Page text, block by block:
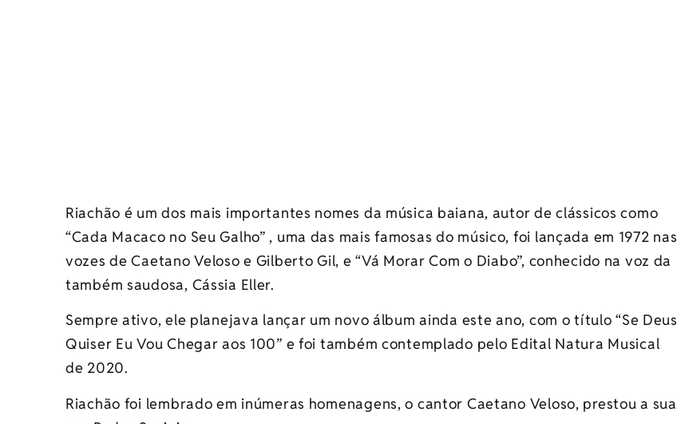
Riachão é um dos mais importantes nomes da música baiana, autor de clássicos como
“Cada Macaco no Seu Galho” , uma das mais famosas do músico, foi lançada em 1972 nas
vozes de Caetano Veloso e Gilberto Gil, e “Vá Morar Com o Diabo”, conhecido na voz da
também saudosa, Cássia Eller.
Sempre ativo, ele planejava lançar um novo álbum ainda este ano, com o título “Se Deus
Quiser Eu Vou Chegar aos 100” e foi também contemplado pelo Edital Natura Musical
de 2020.
Riachão foi lembrado em inúmeras homenagens, o cantor Caetano Veloso, prestou a sua